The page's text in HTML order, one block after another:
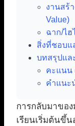
งานสร้
Value)
ฉาก/ไฮ
สิ่งที่ชอบแ
บทสรุปแล
คะแนน
คำแนะ
การกลับมาขอ
เรียนเริ่มต้นขึ้